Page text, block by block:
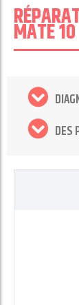
MATE 10
DES